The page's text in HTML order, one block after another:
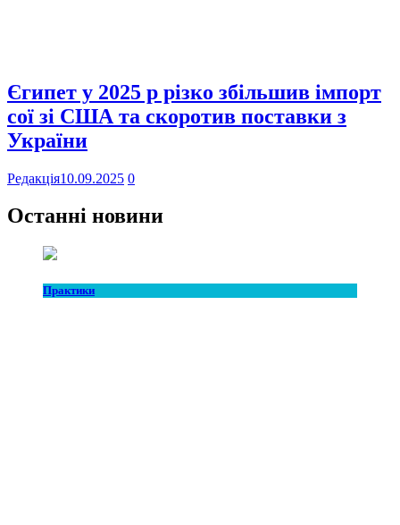
Єгипет у 2025 р різко збільшив імпорт
сої зі США та скоротив поставки з
України
Редакція10.09.2025 0
Останні новини
Практики